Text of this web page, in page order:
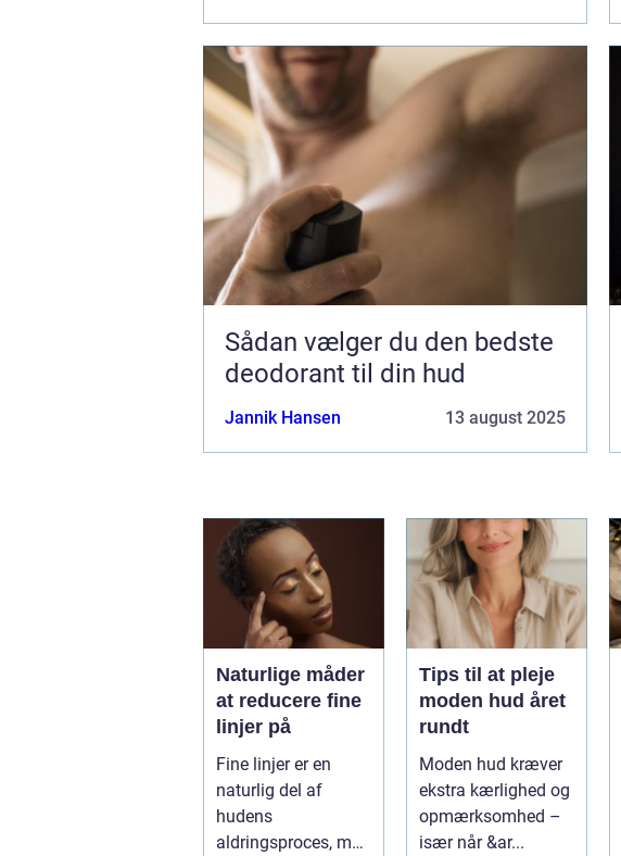
Sådan vælger du den bedste
deodorant til din hud
Jannik Hansen 13 august 2025
Naturlige måder
at reducere fine
linjer på
Fine linjer er en
naturlig del af
hudens
aldringsproces, men
Tips til at pleje
moden hud året
rundt
Moden hud kræver
ekstra kærlighed og
opmærksomhed –
især når &ar...